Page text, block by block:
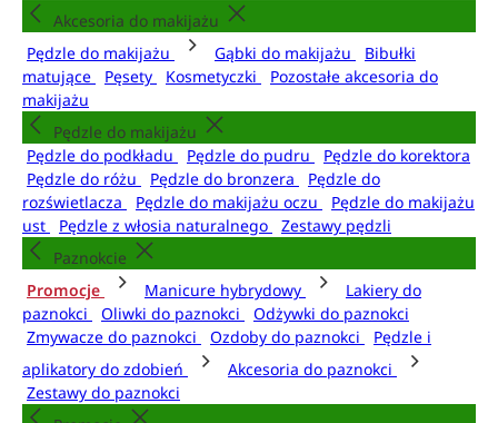
Akcesoria do makijażu
Pędzle do makijażu
Gąbki do makijażu
Bibułki
matujące
Pęsety Kosmetyczki
Pozostałe akcesoria do
makijażu
Pędzle do makijażu
Pędzle do podkładu
Pędzle do pudru
Pędzle do korektora
Pędzle do różu
Pędzle do bronzera
Pędzle do
rozświetlacza
Pędzle do makijażu oczu
Pędzle do makijażu
ust
Pędzle z włosia naturalnego
Zestawy pędzli
Paznokcie
Promocje
Manicure hybrydowy
Lakiery do
paznokci
Oliwki do paznokci
Odżywki do paznokci
Zmywacze do paznokci
Ozdoby do paznokci
Pędzle i
aplikatory do zdobień
Akcesoria do paznokci
Zestawy do paznokci